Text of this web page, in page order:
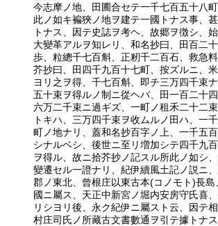
今志摩ノ地、田圃合セテ一千七百五十八町
此ノ如キ褊狹ノ地ヲ建テ一國トナス事、
トナス、因テ史誌ヲ考ヘ、故郷ヲ徴シ、
大變革アルヲ知レリ、和名抄曰、田百二
歩、粒總千七百斛、正籾千二百石、救急
芥抄曰、田四千九百十七町、按ズルニ、
ヨリ之ヲ得、千七百斛、即チ三万四千束
五十束ヲ得ルノ制ニ從ヘバ、田一百二十四
六万二千束ニ過ギズ、一町ノ租禾二十二
トキハ、三万四千束ヲ收ムルノ田ハ、一
町ノ地ナリ、蓋和名抄百字ノ上、一千五
シナルベシ、後世ニ至リ増加シテ四千九
ヲ得ル、故ニ拾芥抄ノ記スル所此ノ如シ
變遷セル一證ナリ、紀伊續風土記ノ説ニ
郡ノ東北、曾根庄以東古本(コノモト)長
國ニ屬ス、天正中新宮ノ堀内安房守氏喜
リシヨリ後、永ク紀伊ニ屬スト云、因テ
村庄司氏ノ所藏古文書數通ヲ引テ據トナ